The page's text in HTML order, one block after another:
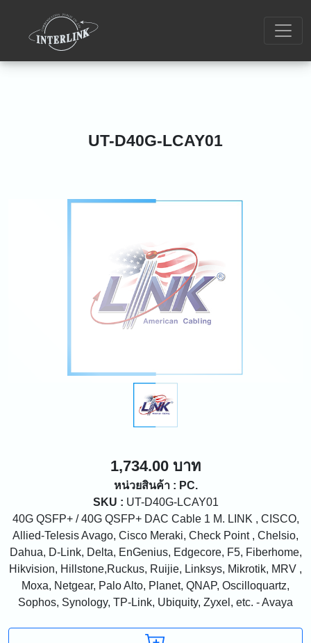
UT-D40G-LCAY01
1,734.00 บาท
หน่วยสินค้า : PC.
SKU : UT-D40G-LCAY01
40G QSFP+ / 40G QSFP+ DAC Cable 1 M. LINK , CISCO,
Allied-Telesis Avago, Cisco Meraki, Check Point , Chelsio,
Dahua, D-Link, Delta, EnGenius, Edgecore, F5, Fiberhome,
Hikvision, Hillstone,Ruckus, Ruijie, Linksys, Mikrotik, MRV ,
Moxa, Netgear, Palo Alto, Planet, QNAP, Oscilloquartz,
Sophos, Synology, TP-Link, Ubiquity, Zyxel, etc. - Avaya